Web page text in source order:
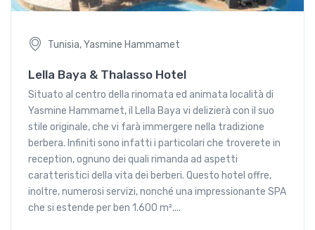
Tunisia, Yasmine Hammamet
Lella Baya & Thalasso Hotel
Situato al centro della rinomata ed animata località di
Yasmine Hammamet, il Lella Baya vi delizierà con il suo
stile originale, che vi farà immergere nella tradizione
berbera. Infiniti sono infatti i particolari che troverete in
reception, ognuno dei quali rimanda ad aspetti
caratteristici della vita dei berberi. Questo hotel offre,
inoltre, numerosi servizi, nonché una impressionante SPA
che si estende per ben 1.600 m²....